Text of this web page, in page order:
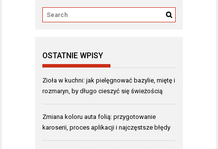
OSTATNIE WPISY
Zioła w kuchni: jak pielęgnować bazylie, miętę i
rozmaryn, by długo cieszyć się świeżością
Zmiana koloru auta folią: przygotowanie
karoserii, proces aplikacji i najczęstsze błędy